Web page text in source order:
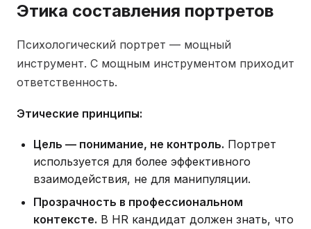
Этика составления портретов
Психологический портрет — мощный
инструмент. С мощным инструментом приходит
ответственность.
Этические принципы:
Цель — понимание, не контроль. Портрет
используется для более эффективного
взаимодействия, не для манипуляции.
Прозрачность в профессиональном
контексте. В HR кандидат должен знать, что